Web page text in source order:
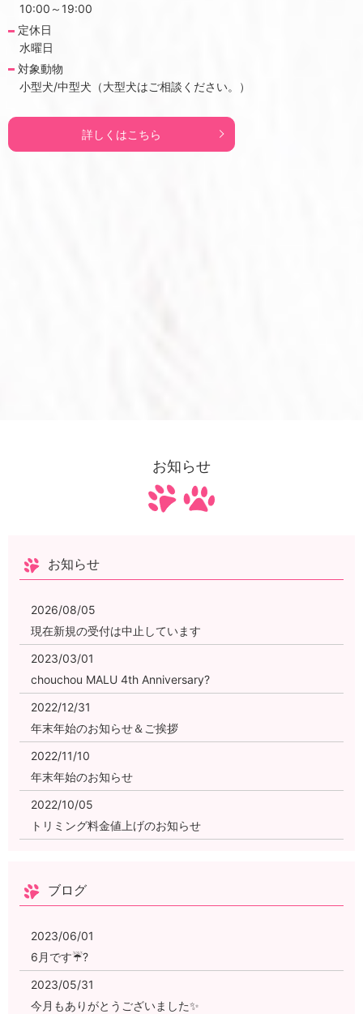
10:00～19:00
定休日
水曜日
対象動物
小型犬/中型犬（大型犬はご相談ください。）
詳しくはこちら
お知らせ
お知らせ
2026/08/05
現在新規の受付は中止しています
2023/03/01
chouchou MALU 4th Anniversary?
2022/12/31
年末年始のお知らせ＆ご挨拶
2022/11/10
年末年始のお知らせ
2022/10/05
トリミング料金値上げのお知らせ
2022/09/01
2022/09/01
9月です
ブログ
2023/06/01
6月です☔?
2023/05/31
今月もありがとうございました✨